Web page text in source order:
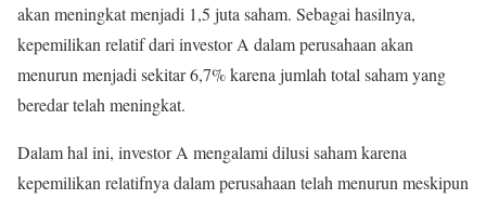
akan meningkat menjadi 1,5 juta saham. Sebagai hasilnya,
kepemilikan relatif dari investor A dalam perusahaan akan
menurun menjadi sekitar 6,7% karena jumlah total saham yang
beredar telah meningkat.
Dalam hal ini, investor A mengalami dilusi saham karena
kepemilikan relatifnya dalam perusahaan telah menurun meskipun